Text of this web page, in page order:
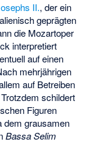
II., der ein
geprägten
die Mozartoper
interpretiert
auf einen
mehrjährigen
auf Betreiben
schildert
Figuren
dem grausamen
Bassa Selim